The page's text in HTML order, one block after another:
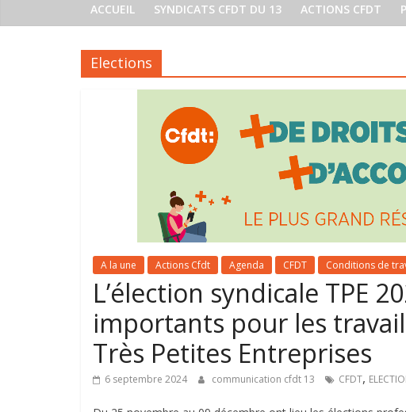
ACCUEIL SYNDICATS CFDT DU 13 ACTIONS CFDT
Elections
A la une Actions Cfdt Agenda CFDT Conditions de
L’élection syndicale TPE
importants pour les
Très Petites Entreprises
6 septembre 2024 communication cfdt 13 CFDT,